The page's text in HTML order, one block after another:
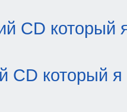
CD который
CD который я